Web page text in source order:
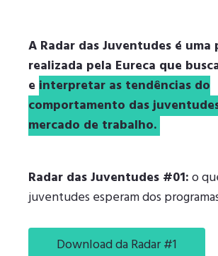
A Radar das Juventudes é uma
realizada pela Eureca que
e interpretar as tendências do
comportamento das
mercado de trabalho.
Radar das Juventudes #01:o
juventudes esperam dos
Download da Radar #1